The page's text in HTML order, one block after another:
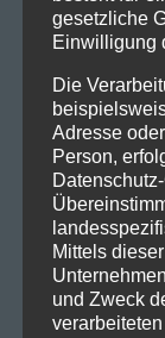
Telefon:
Fax: 0231-
eMail:
gesetzliche
Einwilligung
Die
Adresse
Person,
Mittels
und Zweck